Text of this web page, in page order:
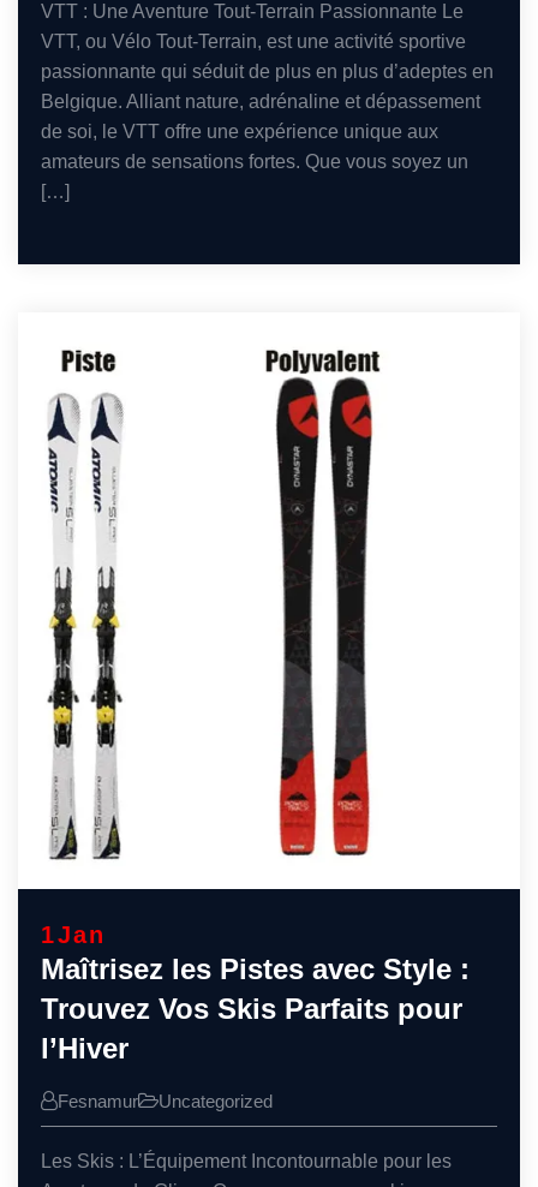
VTT : Une Aventure Tout-Terrain Passionnante Le
VTT, ou Vélo Tout-Terrain, est une activité sportive
passionnante qui séduit de plus en plus d’adeptes en
Belgique. Alliant nature, adrénaline et dépassement
de soi, le VTT offre une expérience unique aux
amateurs de sensations fortes. Que vous soyez un
[…]
1Jan
Maîtrisez les Pistes avec Style :
Trouvez Vos Skis Parfaits pour
l’Hiver
Fesnamur Uncategorized
Les Skis : L’Équipement Incontournable pour les